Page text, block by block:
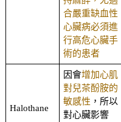
合嚴重缺血性
心臟病必須進
行高危心臟手
術的患者
Halothane
因會增加心肌
對兒茶酚胺的
敏感性 ，所以
對心臟影響